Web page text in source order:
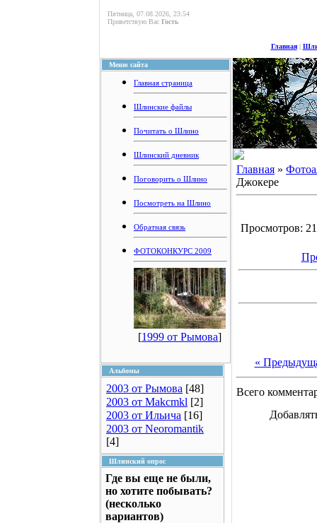
Пятница, 07.08.2026, 23:54
Приветствую Вас Гость
Главная|
Меню сайта
Главная страница
Шлинские файлы
Почитать о Шлино
Шлинский дневник
Поговорить о Шлино
Посмотреть на Шлино
Обратная связь
ФОТОКОНКУРС 2009
[1999 от Рымова]
Альбомы
2003 от Рымова [48]
2003 от Makcmkl [2]
2003 от Ильича [16]
2003 от Neoromantik
[4]
Шлинский опрос
Где вы еще не были,
но хотите побывать?
(несколько
вариантов)
Главная »
Джокере
Просмотров:
«
Всего